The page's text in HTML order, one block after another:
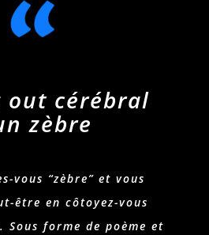
out cérébral
zèbre
vous “zèbre” et vous
être en côtoyez-vous
Sous forme de poème et